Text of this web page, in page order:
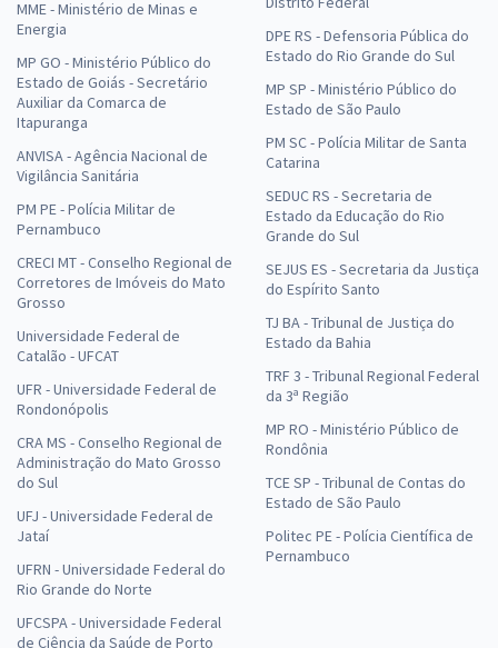
MME - Ministério de Minas e
Energia
MP GO - Ministério Público do
Estado de Goiás - Secretário
Auxiliar da Comarca de
Itapuranga
ANVISA - Agência Nacional de
Vigilância Sanitária
PM PE - Polícia Militar de
Pernambuco
CRECI MT - Conselho Regional de
Corretores de Imóveis do Mato
Grosso
Universidade Federal de
Catalão - UFCAT
UFR - Universidade Federal de
Rondonópolis
CRA MS - Conselho Regional de
Administração do Mato Grosso
do Sul
UFJ - Universidade Federal de
Jataí
UFRN - Universidade Federal do
Rio Grande do Norte
UFCSPA - Universidade Federal
de Ciência da Saúde de Porto
DPE RS - Defensoria Pública do
Estado do Rio Grande do Sul
MP SP - Ministério Público do
Estado de São Paulo
PM SC - Polícia Militar de Santa
Catarina
SEDUC RS - Secretaria de
Estado da Educação do Rio
Grande do Sul
SEJUS ES - Secretaria da Justiça
do Espírito Santo
TJ BA - Tribunal de Justiça do
Estado da Bahia
TRF 3 - Tribunal Regional Federal
da 3ª Região
MP RO - Ministério Público de
Rondônia
TCE SP - Tribunal de Contas do
Estado de São Paulo
Politec PE - Polícia Científica de
Pernambuco